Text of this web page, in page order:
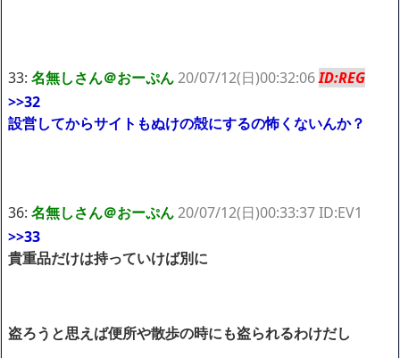
33: 名無しさん＠おーぷん20/07/12(日)00:32:06ID:REG
>>32
設営してからサイトもぬけの殻にするの怖くないんか？
36: 名無しさん＠おーぷん20/07/12(日)00:33:37 ID:EV1
>>33
貴重品だけは持っていけば別に
盗ろうと思えば便所や散歩の時にも盗られるわけだし